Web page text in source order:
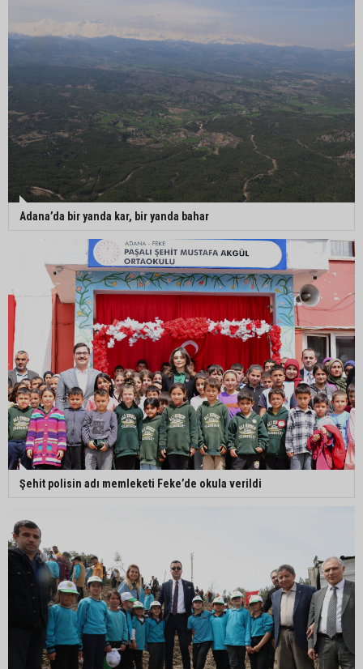
Adana’da bir yanda kar, bir yanda bahar
Şehit polisin adı memleketi Feke’de okula verildi